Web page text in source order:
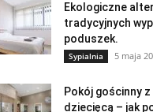
Ekologiczne
tradycyjnych
poduszek.
Sypialnia 5 maja
Pokój gościnny
dziecięcą – jak